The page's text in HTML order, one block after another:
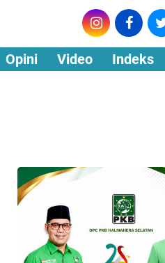
Opini Video Indeks